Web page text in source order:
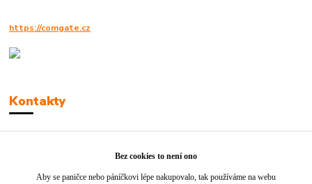
https://comgate.cz
Kontakty
info@jackie-shop.cz
Bez cookies to není ono
Aby se paničce nebo páníčkovi lépe nakupovalo, tak používáme na webu